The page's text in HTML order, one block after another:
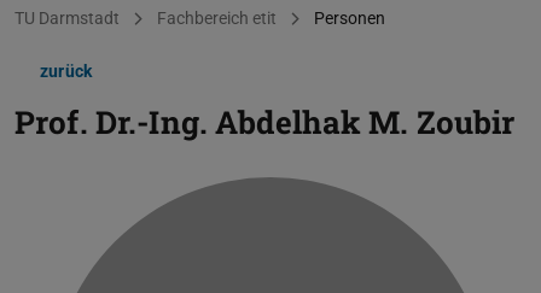
Sie befinden sich hier:
TU Darmstadt Fachbereich etit Personen
zurück
Prof. Dr.-Ing. Abdelhak M. Zoubir